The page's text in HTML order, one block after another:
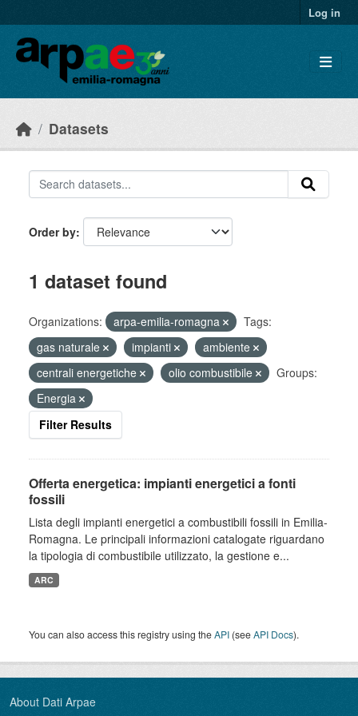
Log in
Datasets
Order by
1 dataset found
Organizations: arpa-emilia-romagna
Tags:
gas naturale
impianti
ambiente
centrali energetiche
olio combustibile
Groups:
Energia
Filter Results
Offerta energetica: impianti energetici a fonti
fossili
Lista degli impianti energetici a combustibili fossili in Emilia-
Romagna. Le principali informazioni catalogate riguardano
la tipologia di combustibile utilizzato, la gestione e...
ARC
You can also access this registry using theAPI (seeAPI Docs).
About Dati Arpae